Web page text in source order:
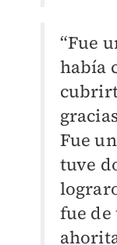
“Fue
había
Fue
tuve
fue